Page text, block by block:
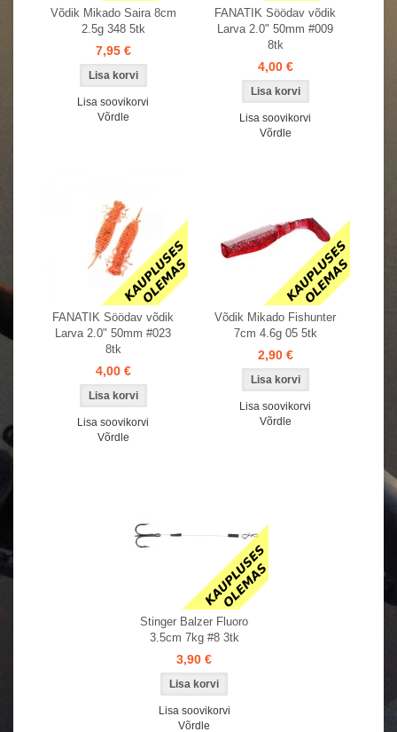
Võdik Mikado Saira 8cm
2.5g 348 5tk
7,95 €
Lisa soovikorvi
Võrdle
FANATIK Söödav võdik
Larva 2.0" 50mm #009
8tk
4,00 €
Lisa soovikorvi
Võrdle
FANATIK Söödav võdik
Larva 2.0" 50mm #023
8tk
4,00 €
Lisa soovikorvi
Võrdle
Võdik Mikado Fishunter
7cm 4.6g 05 5tk
2,90 €
Lisa soovikorvi
Võrdle
Stinger Balzer Fluoro
3.5cm 7kg #8 3tk
3,90 €
Lisa soovikorvi
Võrdle